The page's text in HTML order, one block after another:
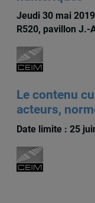
Jeudi 30 mai
R520, pavillon J.-
Le contenu
acteurs,
Date limite : 25